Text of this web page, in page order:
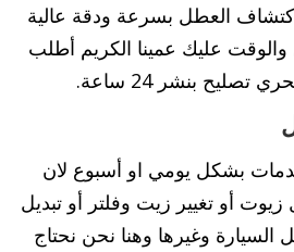
العطل بسرعة ودقة عالية
والوقت عليك عمينا الكريم أطلب
بنشر 24 ساعة.
بشكل يومي او أسبوع لان
زيوت أو تغيير زيت وفلتر أو تبديل
السيارة وغيرها وهنا نحن نحتاج